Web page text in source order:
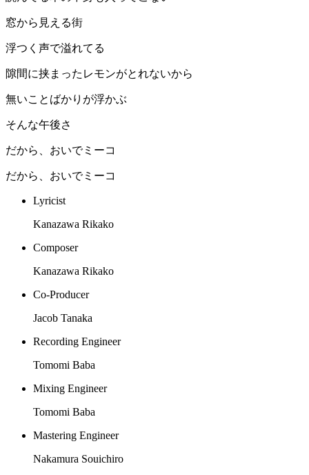
窓から見える街
浮つく声で溢れてる
隙間に挟まったレモンがとれないから
無いことばかりが浮かぶ
そんな午後さ
だから、おいでミーコ
だから、おいでミーコ
Lyricist
Kanazawa Rikako
Composer
Kanazawa Rikako
Co-Producer
Jacob Tanaka
Recording Engineer
Tomomi Baba
Mixing Engineer
Tomomi Baba
Mastering Engineer
Nakamura Souichiro